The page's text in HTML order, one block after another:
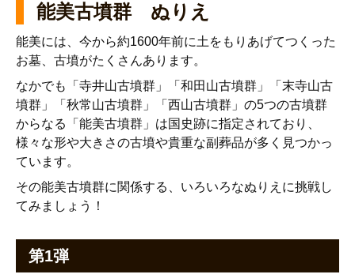
能美古墳群 ぬりえ
能美には、今から約1600年前に土をもりあげてつくった
お墓、古墳がたくさんあります。
なかでも「寺井山古墳群」「和田山古墳群」「末寺山古
墳群」「秋常山古墳群」「西山古墳群」の5つの古墳群
からなる「能美古墳群」は国史跡に指定されており、
様々な形や大きさの古墳や貴重な副葬品が多く見つかっ
ています。
その能美古墳群に関係する、いろいろなぬりえに挑戦し
てみましょう！
第1弾